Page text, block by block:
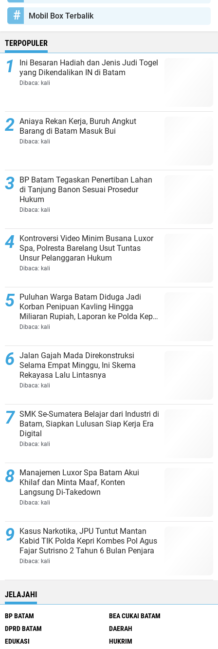
Mobil Box Terbalik
TERPOPULER
Ini Besaran Hadiah dan Jenis Judi Togel
yang Dikendalikan IN di Batam
Dibaca: kali
Aniaya Rekan Kerja, Buruh Angkut
Barang di Batam Masuk Bui
Dibaca: kali
BP Batam Tegaskan Penertiban Lahan
di Tanjung Banon Sesuai Prosedur
Hukum
Dibaca: kali
Kontroversi Video Minim Busana Luxor
Spa, Polresta Barelang Usut Tuntas
Unsur Pelanggaran Hukum
Dibaca: kali
Puluhan Warga Batam Diduga Jadi
Korban Penipuan Kavling Hingga
Miliaran Rupiah, Laporan ke Polda Kepri
Jalan di Tempat?
Dibaca: kali
Jalan Gajah Mada Direkonstruksi
Selama Empat Minggu, Ini Skema
Rekayasa Lalu Lintasnya
Dibaca: kali
SMK Se-Sumatera Belajar dari Industri di
Batam, Siapkan Lulusan Siap Kerja Era
Digital
Dibaca: kali
Manajemen Luxor Spa Batam Akui
Khilaf dan Minta Maaf, Konten
Langsung Di-Takedown
Dibaca: kali
Kasus Narkotika, JPU Tuntut Mantan
Kabid TIK Polda Kepri Kombes Pol Agus
Fajar Sutrisno 2 Tahun 6 Bulan Penjara
Dibaca: kali
JELAJAHI
BP BATAM
BEA CUKAI BATAM
DPRD BATAM
DAERAH
EDUKASI
HUKRIM